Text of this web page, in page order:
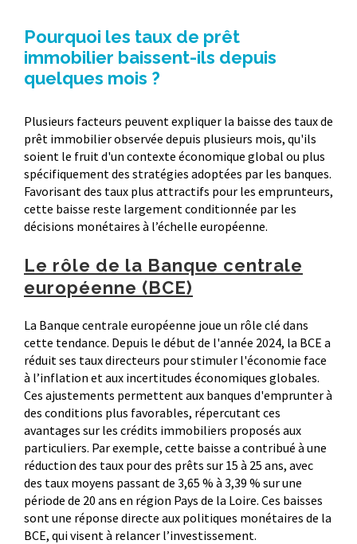
Pourquoi les taux de prêt
immobilier baissent-ils depuis
quelques mois ?
Plusieurs facteurs peuvent expliquer la baisse des taux de
prêt immobilier observée depuis plusieurs mois, qu'ils
soient le fruit d'un contexte économique global ou plus
spécifiquement des stratégies adoptées par les banques.
Favorisant des taux plus attractifs pour les emprunteurs,
cette baisse reste largement conditionnée par les
décisions monétaires à l’échelle européenne.
Le rôle de la Banque centrale
européenne (BCE)
La Banque centrale européenne joue un rôle clé dans
cette tendance. Depuis le début de l'année 2024, la BCE a
réduit ses taux directeurs pour stimuler l'économie face
à l’inflation et aux incertitudes économiques globales.
Ces ajustements permettent aux banques d'emprunter à
des conditions plus favorables, répercutant ces
avantages sur les crédits immobiliers proposés aux
particuliers. Par exemple, cette baisse a contribué à une
réduction des taux pour des prêts sur 15 à 25 ans, avec
des taux moyens passant de 3,65 % à 3,39 % sur une
période de 20 ans en région Pays de la Loire. Ces baisses
sont une réponse directe aux politiques monétaires de la
BCE, qui visent à relancer l’investissement.